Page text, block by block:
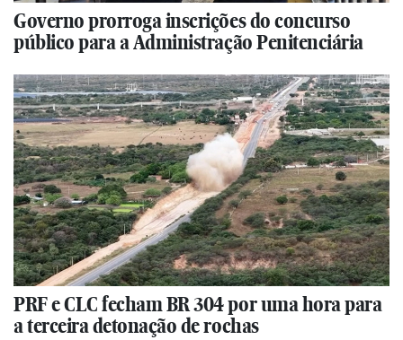
Governo prorroga inscrições do concurso
público para a Administração Penitenciária
PRF e CLC fecham BR 304 por uma hora para
a terceira detonação de rochas